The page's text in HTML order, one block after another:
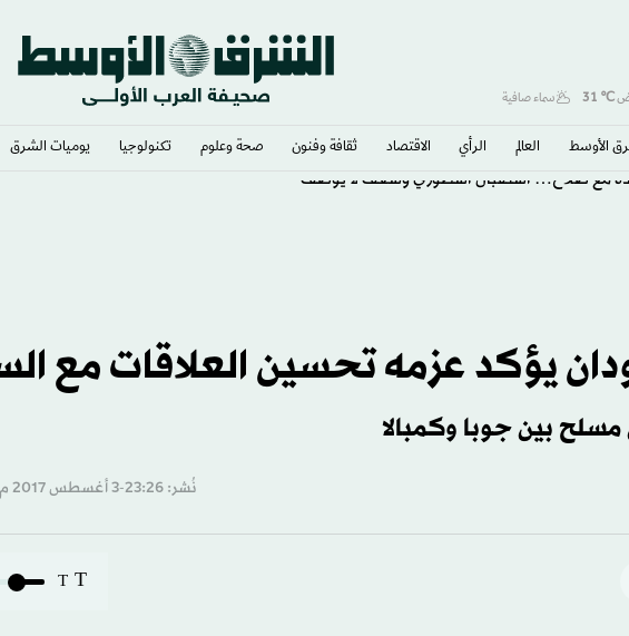
℃
31 سماء صافية
الأوسط​ العالم الرأي الاقتصاد ثقافة وفنون صحة وعلوم تكنولوجيا يوميات الشرق​
مع صلاح… استقبال أسطوري وشغف لا يوصف
يؤكد عزمه تحسين العلاقات مع
نُشر: 23:26-3 أغسطس 2017 م ـ 11 ذو القِعدة 1438 هـ
T
T